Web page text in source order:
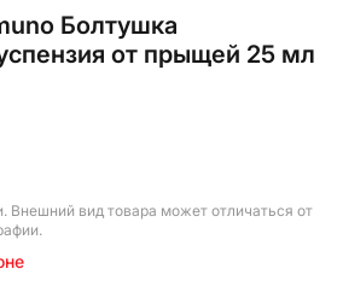
Болтушка
от прыщей 25 мл
. Внешний вид товара может отличаться от